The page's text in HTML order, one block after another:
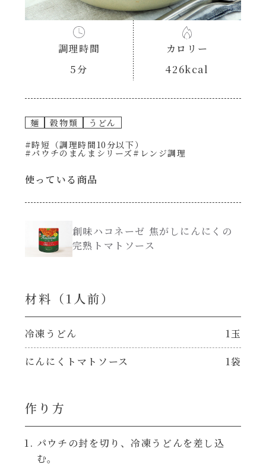
おつまみ/おやつ
ごはんもの
サラダ
本気中華
鍋
グラタン/ドリア
シャンタン粉末（シャンタンチーズニングを
パウチのまんまシリーズ
だしまろ麺
シャンタンシリーズ
シャンタン粉末
創味のつゆ
創味のつゆ減塩
京の和風だし
カレーだし
焼肉のたれ 初代
やみつききゃべつの塩たれ
だしまろ酢
調理時間
5分
カロリー
426kcal
麺 穀物類
うどん
#時短（調理時間10分以下）
#パウチのまんまシリーズ#レンジ調理
使っている商品
創味ハコネーゼ 焦がしにんにくの
完熟トマトソース
材料（1⼈前）
冷凍うどん 1玉
にんにくトマトソース 1袋
作り方
パウチの封を切り、冷凍うどんを差し込
む。